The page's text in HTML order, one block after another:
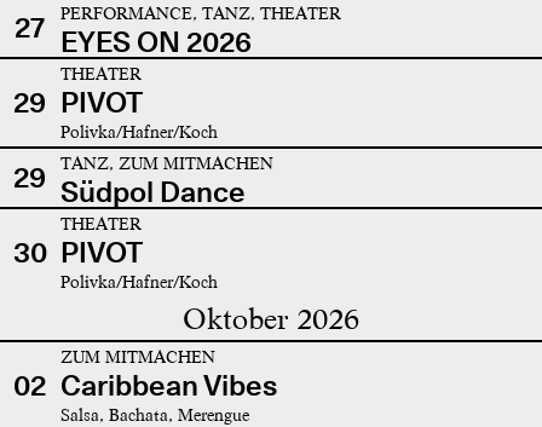
27 PERFORMANCE, TANZ, THEATER
EYES ON 2026
29
THEATER
PIVOT
Polivka/Hafner/Koch
29 TANZ, ZUM MITMACHEN
Südpol Dance
30
THEATER
PIVOT
Polivka/Hafner/Koch
Oktober 2026
02
ZUM MITMACHEN
Caribbean Vibes
Salsa, Bachata, Merengue